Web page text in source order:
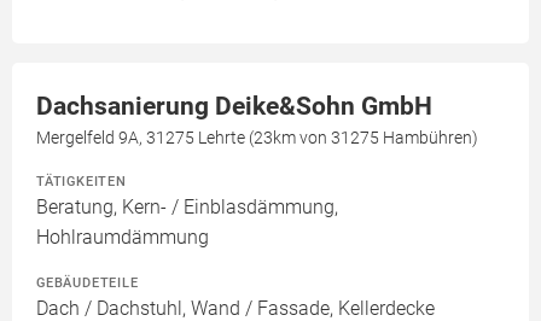
Dachsanierung Deike&Sohn GmbH
Mergelfeld 9A, 31275 Lehrte (23km von 31275 Hambühren)
TÄTIGKEITEN
Beratung, Kern- / Einblasdämmung,
Hohlraumdämmung
GEBÄUDETEILE
Dach / Dachstuhl, Wand / Fassade, Kellerdecke